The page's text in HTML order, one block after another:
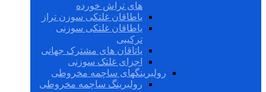
های تراش خورده
یاطاقان غلتکی سوزن تراز
یاطاقان غلتکی سوزنی
ترکیبی
یاتاقان های مشترک جهانی
اجزای غلتک سوزنی
رولبرینگهای ساچمه مخروطی
رولبرینگ ساچمه مخروطی